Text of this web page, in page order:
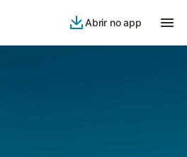
Abrir no app